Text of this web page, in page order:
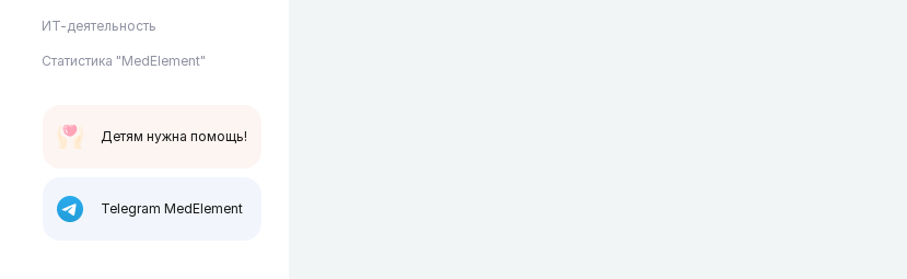
ИТ-деятельность
Статистика "MedElement"
Детям нужна помощь!
Telegram MedElement